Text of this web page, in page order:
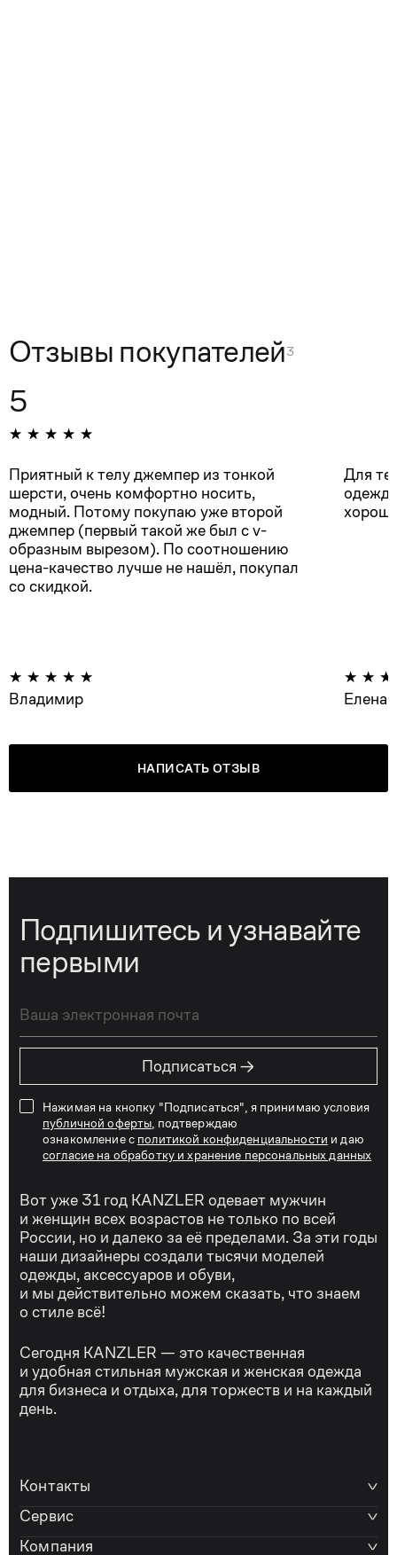
Отзывы покупателей3
5
Приятный к телу джемпер из тонкой
шерсти, очень комфортно носить,
модный. Потому покупаю уже второй
джемпер (первый такой же был с v-
образным вырезом). По соотношению
цена-качество лучше не нашёл, покупал
со скидкой.
Владимир
Для
Елена
НАПИСАТЬ ОТЗЫВ
Подпишитесь и узнавайте
первыми
Подписаться →
Нажимая на кнопку "Подписаться", я принимаю условия
публичной оферты , подтверждаю
ознакомление с политикой конфиденциальности и даю
согласие на обработку и хранение персональных данных
Вот уже 31 год KANZLER одевает мужчин
и женщин всех возрастов не только по всей
России, но и далеко за её пределами. За эти годы
наши дизайнеры создали тысячи моделей
одежды, аксессуаров и обуви,
и мы действительно можем сказать, что знаем
о стиле всё!
Сегодня KANZLER — это качественная
и удобная стильная мужская и женская одежда
для бизнеса и отдыха, для торжеств и на каждый
день.
Контакты
Сервис
Компания